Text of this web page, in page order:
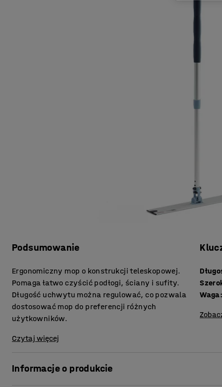
Podsumowanie
Ergonomiczny mop o konstrukcji teleskopowej.
Pomaga łatwo czyścić podłogi, ściany i sufity.
Długość uchwytu można regulować, co pozwala
dostosować mop do preferencji różnych
użytkowników.
Czytaj więcej
Waga:
Informacje o produkcie